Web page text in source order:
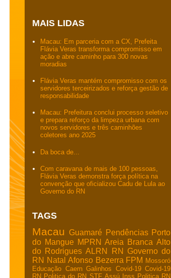
MAIS LIDAS
Macau: Em parceria com a CX, Prefeita
Flávia Veras transforma compromisso em
ação e abre caminho para 300 novas
moradias
Flávia Veras mantém compromisso com os
servidores terceirizados e reforça gestão de
responsabilidade
Macau: Prefeitura conclui processo seletivo
e prepara reforço da limpeza urbana com
novos servidores e três caminhões
coletores ano 2025
Da boca de...
Com caravana de mais de 100 pessoas,
Flávia Veras demonstra força política na
convenção que oficializou Cadu de Lula ao
Governo do RN
TAGS
Macau Guamaré Pendências Porto
do Mangue MPRN Areia Branca Alto
do Rodrigues ALRN RN
Governo do
RN Natal Afonso Bezerra FPM Mossoró
Educação Caern Galinhos Covid-19 Covid-19
RN Politica do RN STF Assú Inss Politica RN